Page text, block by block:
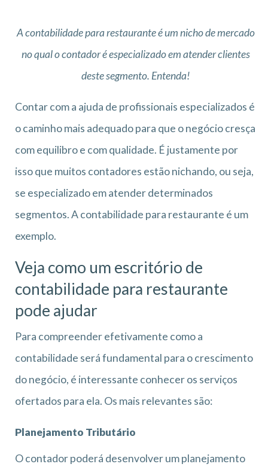
A contabilidade para restaurante é um nicho de mercado
no qual o contador é especializado em atender clientes
deste segmento. Entenda!
Contar com a ajuda de profissionais especializados é
o caminho mais adequado para que o negócio cresça
com equilibro e com qualidade. É justamente por
isso que muitos contadores estão nichando, ou seja,
se especializado em atender determinados
segmentos. A contabilidade para restaurante é um
exemplo.
Veja como um escritório de
contabilidade para restaurante
pode ajudar
Para compreender efetivamente como a
contabilidade será fundamental para o crescimento
do negócio, é interessante conhecer os serviços
ofertados para ela. Os mais relevantes são:
Planejamento Tributário
O contador poderá desenvolver um planejamento